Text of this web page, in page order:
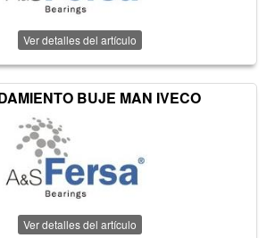
Ver detalles del artículo
BUJE MAN IVECO
Ver detalles del artículo